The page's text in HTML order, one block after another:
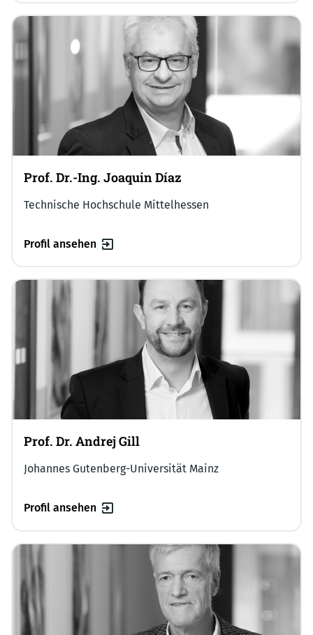
Prof. Dr.-Ing. Joaquin Díaz
Technische Hochschule Mittelhessen
Profil ansehen
Prof. Dr. Andrej Gill
Johannes Gutenberg-Universität Mainz
Profil ansehen